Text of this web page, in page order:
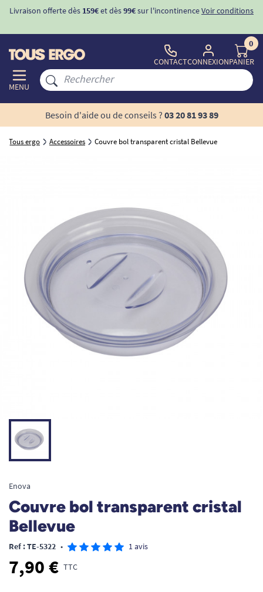
Livraison offerte dès 159€et dès99€sur l'incontinenceVoir conditions
MENU
CONTACTCONNEXION
0
PANIER
Besoin d'aide ou de conseils ? 03 20 81 93 89
Tous ergo Accessoires Couvre bol transparent cristal Bellevue
Enova
Couvre bol transparent cristal
Bellevue
Ref : TE-5322 • 1 avis
7,90 € TTC